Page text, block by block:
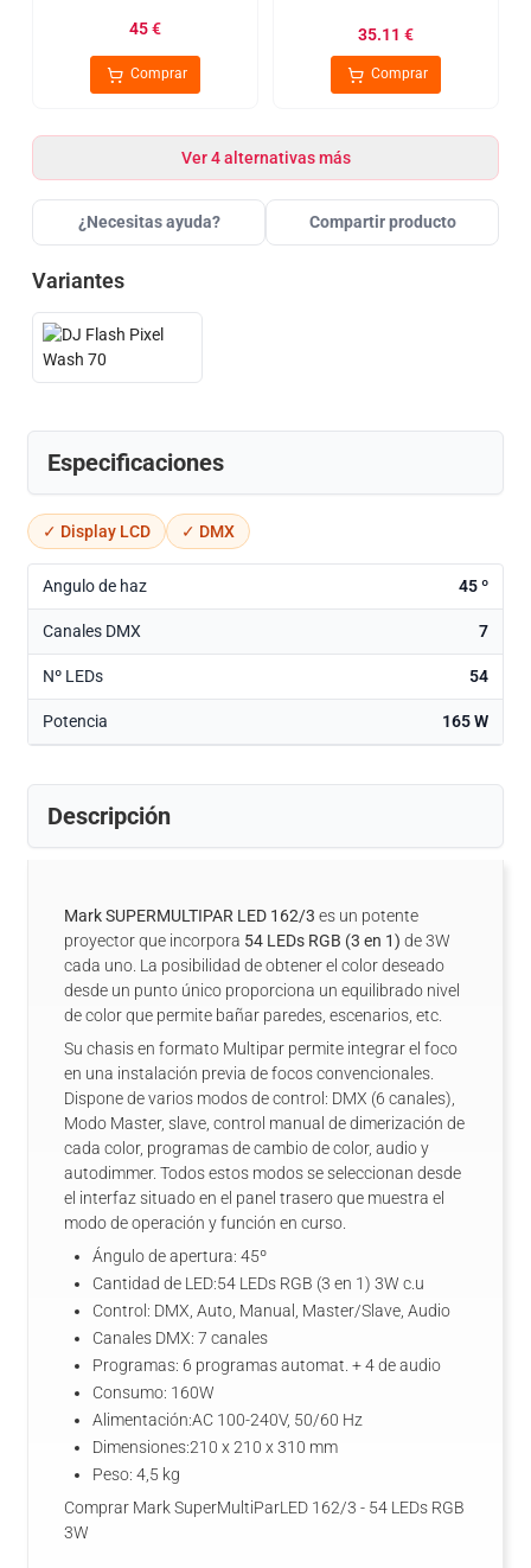
45€
Comprar
35.11 €
Comprar
Ver 4 alternativas más
¿Necesitas ayuda? Compartir producto
Variantes
Especificaciones
✓ Display LCD ✓ DMX
Angulo de haz 45 º
Canales DMX 7
Nº LEDs 54
Potencia 165 W
Descripción
Mark SUPERMULTIPAR LED 162/3 es un potente
proyector que incorpora 54 LEDs RGB (3 en 1) de 3W
cada uno. La posibilidad de obtener el color deseado
desde un punto único proporciona un equilibrado nivel
de color que permite bañar paredes, escenarios, etc.
Su chasis en formato Multipar permite integrar el foco
en una instalación previa de focos convencionales.
Dispone de varios modos de control: DMX (6 canales),
Modo Master, slave, control manual de dimerización de
cada color, programas de cambio de color, audio y
autodimmer. Todos estos modos se seleccionan desde
el interfaz situado en el panel trasero que muestra el
modo de operación y función en curso.
Ángulo de apertura: 45º
Cantidad de LED:54 LEDs RGB (3 en 1) 3W c.u
Control: DMX, Auto, Manual, Master/Slave, Audio
Canales DMX: 7 canales
Programas: 6 programas automat. + 4 de audio
Consumo: 160W
Alimentación:AC 100-240V, 50/60 Hz
Dimensiones:210 x 210 x 310 mm
Peso: 4,5 kg
Comprar Mark SuperMultiParLED 162/3 - 54 LEDs RGB
3W